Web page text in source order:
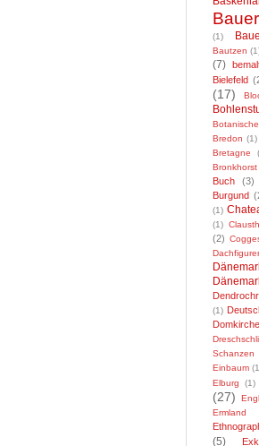
(1)
Bautzen
(7)
Bielefeld
(17)
Bredon (1)
Bretagne
Bronkhorst
Buch (3)
Burgund
(1)
(1)
(2)
(1)
Domkirche
Schanzen
Einbaum
Elburg
(1)
(27)
Ermland
(5)